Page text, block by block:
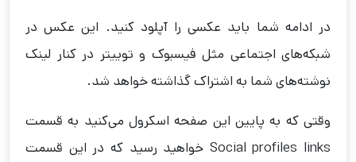
در ادامه شما باید عکسی را آپلود کنید. این عکس در
شبکه‌های اجتماعی مثل فیسبوک و توییتر در کنار لینک
نوشته‌های شما به اشتراک گذاشته خواهد شد.
وقتی که به پایین‌ این صفحه اسکرول می‌کنید به قسمت
Social profiles links خواهید رسید که در این قسمت